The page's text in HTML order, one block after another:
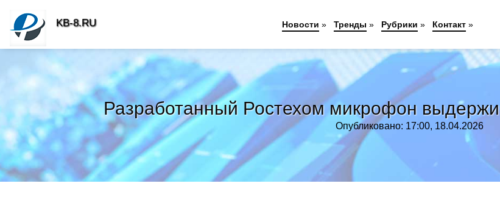
Разработанный Ростехом микрофон
Опубликовано: 17:00, 18.04.2026
KB-8.RU Новости » Тренды » Рубрики » Контакт »